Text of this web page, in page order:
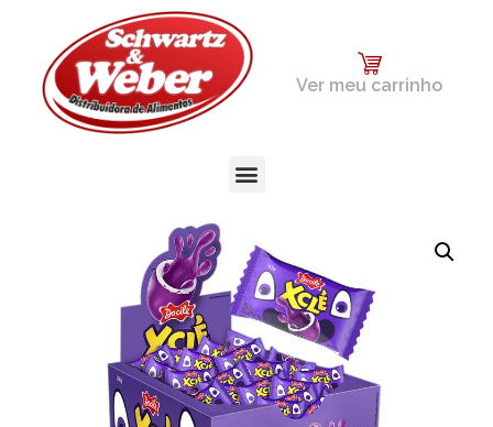
Ver meu carrinho